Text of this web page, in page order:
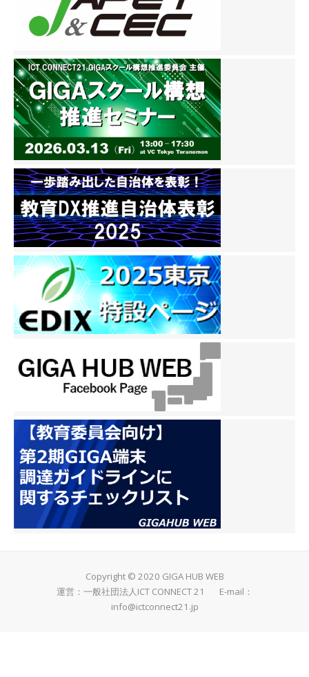
Copyright © 2020 GIGA HUB WEB
運営：一般社団法人ICT CONNECT 21 E-mail：
info@ictconnect21.jp